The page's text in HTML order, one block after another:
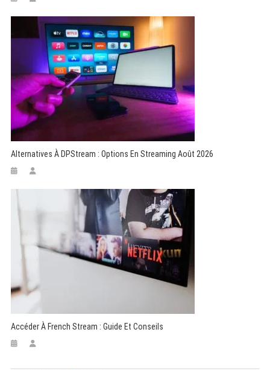
Alternatives À DPStream : Options En Streaming Août 2026
Accéder À French Stream : Guide Et Conseils